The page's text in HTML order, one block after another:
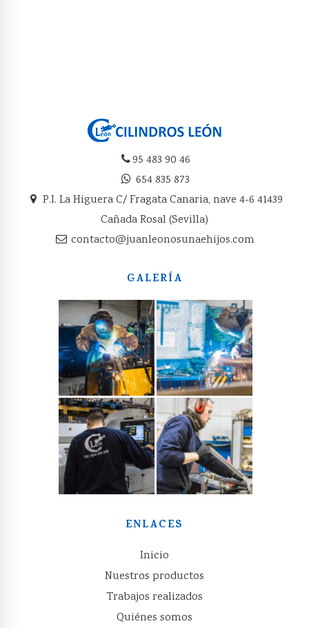
95 483 90 46
654 835 873
P.I. La Higuera C/ Fragata Canaria, nave 4-6 41439
Cañada Rosal (Sevilla)
contacto@juanleonosunaehijos.com
GALERÍA
ENLACES
Inicio
Nuestros productos
Trabajos realizados
Quiénes somos